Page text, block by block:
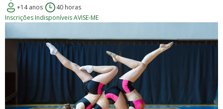
+14 anos
40 horas
Inscrições IndisponíveisAVISE-ME